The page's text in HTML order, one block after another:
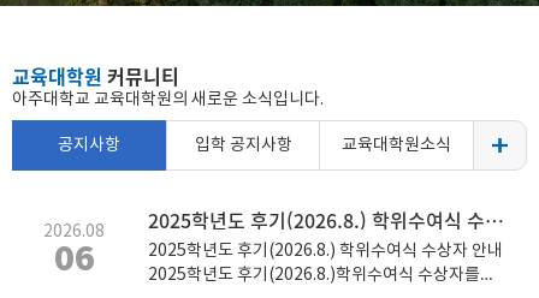
교육대학원 커뮤니티
아주대학교 교육대학원의 새로운 소식입니다.
공지사항
2026.08
06
2025학년도 후기(2026.8.) 학위수여식 수상자 안내
2025학년도 후기(2026.8.) 학위수여식 수상자 안내
2025학년도 후기(2026.8.)학위수여식 수상자를
입학 공지사항 교육대학원소식